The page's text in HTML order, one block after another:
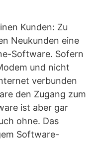
Kunden: Zu
Neukunden eine
Software. Sofern
und nicht
verbunden
den Zugang zum
ist aber gar
ohne. Das
Software-